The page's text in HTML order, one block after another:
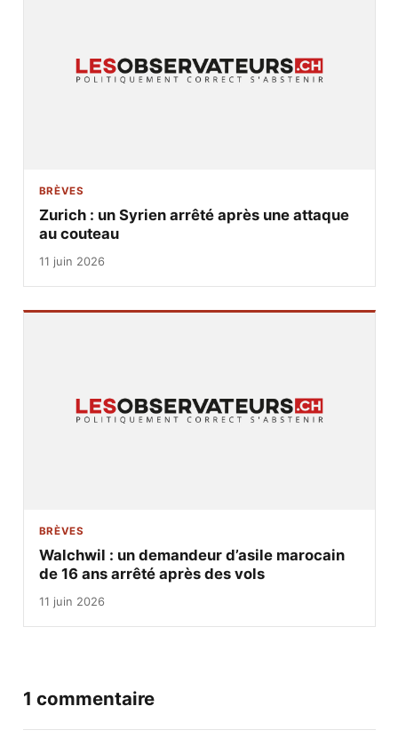
BRÈVES
Zurich : un Syrien arrêté après une attaque
au couteau
11 juin 2026
BRÈVES
Walchwil : un demandeur d’asile marocain
de 16 ans arrêté après des vols
11 juin 2026
1 commentaire